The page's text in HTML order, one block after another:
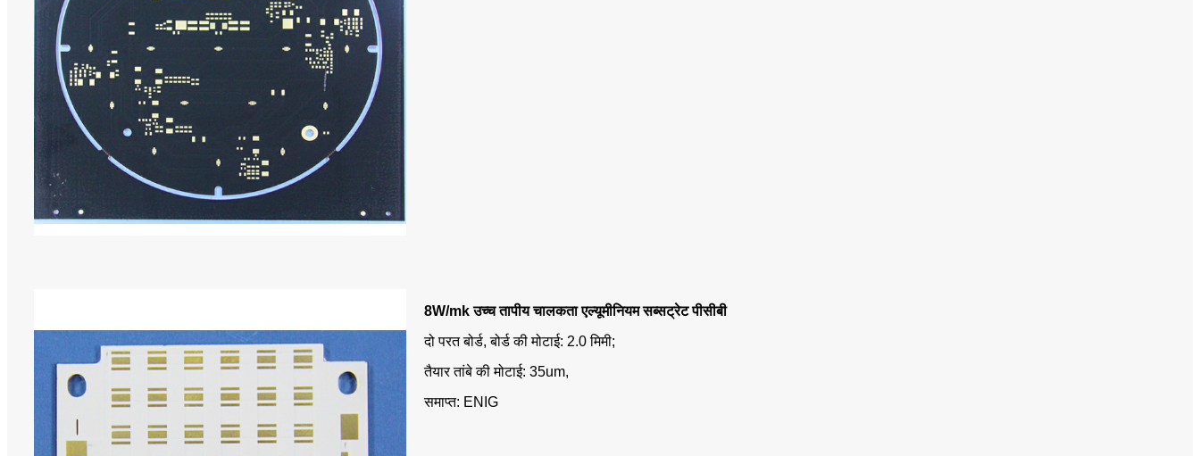
8W/mk उच्च तापीय चालकता एल्यूमीनियम सब्सट्रेट पीसीबी
दो परत बोर्ड, बोर्ड की मोटाई: 2.0 मिमी;
तैयार तांबे की मोटाई: 35um,
समाप्त: ENIG